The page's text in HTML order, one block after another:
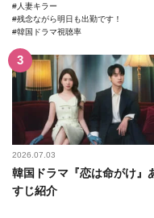
人妻キラー
残念ながら明日も出勤です！
韓国ドラマ視聴率
2026.07.03
韓国ドラマ『恋は命がけ』
すじ紹介